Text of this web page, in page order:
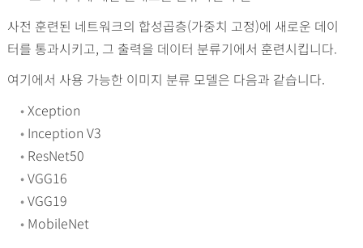
사전 훈련된 네트워크의 합성곱층(가중치 고정)에 새로운 데이
터를 통과시키고, 그 출력을 데이터 분류기에서 훈련시킵니다.
여기에서 사용 가능한 이미지 분류 모델은 다음과 같습니다.
•Xception
•Inception V3
•ResNet50
•VGG16
•VGG19
•MobileNet